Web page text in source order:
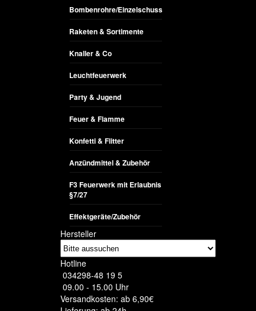
Bombenrohre/Einzelschuss
Raketen & Sortimente
Knaller & Co
Leuchtfeuerwerk
Party & Jugend
Feuer & Flamme
Konfetti & Flitter
Anzündmittel & Zubehör
F3 Feuerwerk mit Erlaubnis
§7/27
Effektgeräte/Zubehör
Hersteller
Hotline
034298-48 19 5
09.00 - 15.00 Uhr
Versandkosten: ab 6,90€